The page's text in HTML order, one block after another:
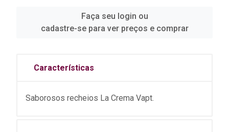
Faça seu login ou
cadastre-se para ver preços e comprar
Características
Saborosos recheios La Crema Vapt.